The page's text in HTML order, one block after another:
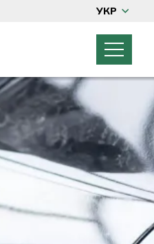
Range Rover
та Range Rover
Land Rover
кондиціонерів
Land Rover
FORD
УКР